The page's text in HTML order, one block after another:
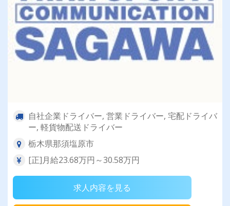
自社企業ドライバー, 営業ドライバー, 宅配ドライバ
ー, 軽貨物配送ドライバー
栃木県那須塩原市
[正]月給23.68万円～30.58万円
求人内容を見る